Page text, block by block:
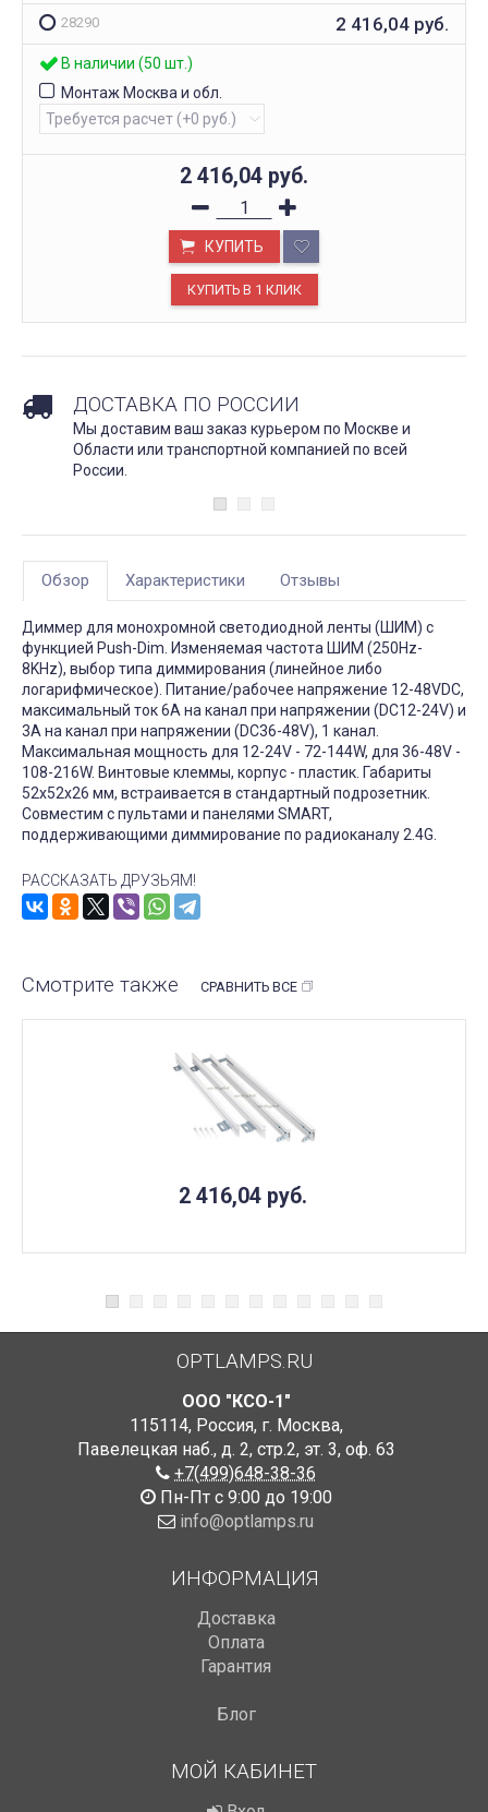
28290 2 416,04 руб.
В наличии (50 шт.)
Монтаж Москва и обл.
2 416,04 руб.
КУПИТЬ
ДОСТАВКА ПО РОССИИ
Мы доставим ваш заказ курьером по Москве и
Области или транспортной компанией по всей
России.
Обзор Характеристики Отзывы
Диммер для монохромной светодиодной ленты (ШИМ) с
функцией Push-Dim. Изменяемая частота ШИМ (250Hz-
8KHz), выбор типа диммирования (линейное либо
логарифмическое). Питание/рабочее напряжение 12-48VDC,
максимальный ток 6A на канал при напряжении (DC12-24V) и
3А на канал при напряжении (DC36-48V), 1 канал.
Максимальная мощность для 12-24V - 72-144W, для 36-48V -
108-216W. Винтовые клеммы, корпус - пластик. Габариты
52x52x26 мм, встраивается в стандартный подрозетник.
Совместим с пультами и панелями SMART,
поддерживающими диммирование по радиоканалу 2.4G.
РАССКАЗАТЬ ДРУЗЬЯМ!
Смотрите также СРАВНИТЬ ВСЕ
2 416,04 руб.
OPTLAMPS.RU
ООО "КСО-1"
115114, Россия, г. Москва,
Павелецкая наб., д. 2, стр.2, эт. 3, оф. 63
+7(499)648-38-36
Пн-Пт с 9:00 до 19:00
info@optlamps.ru
ИНФОРМАЦИЯ
Доставка
Оплата
Гарантия
Блог
МОЙ КАБИНЕТ